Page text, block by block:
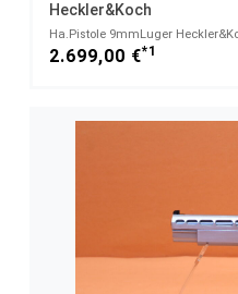
Heckler&Koch
2.699,00 €*1